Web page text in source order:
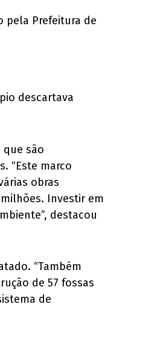
pela Prefeitura de
descartava
que são
“Este marco
obras
Investir em
destacou
“Também
de 57 fossas
de